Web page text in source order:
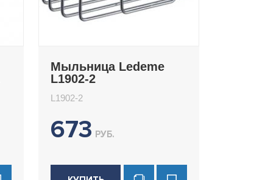
Мыльница Ledeme
L1902-2
L1902-2
673 РУБ.